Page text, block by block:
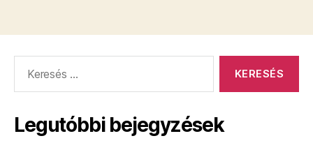
Legutóbbi bejegyzések